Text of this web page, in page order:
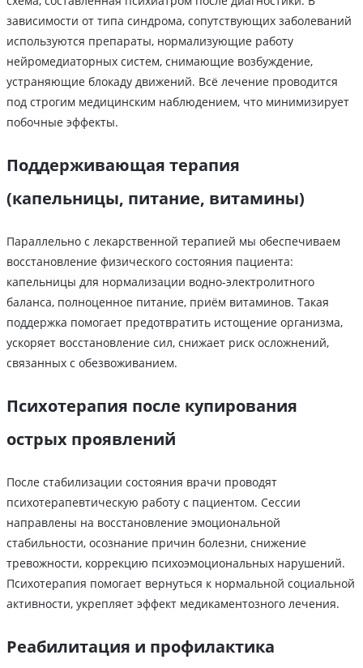
зависимости от типа синдрома, сопутствующих заболеваний
используются препараты, нормализующие работу
нейромедиаторных систем, снимающие возбуждение,
устраняющие блокаду движений. Всё лечение проводится
под строгим медицинским наблюдением, что минимизирует
побочные эффекты.
Поддерживающая терапия
(капельницы, питание, витамины)
Параллельно с лекарственной терапией мы обеспечиваем
восстановление физического состояния пациента:
капельницы для нормализации водно-электролитного
баланса, полноценное питание, приём витаминов. Такая
поддержка помогает предотвратить истощение организма,
ускоряет восстановление сил, снижает риск осложнений,
связанных с обезвоживанием.
Психотерапия после купирования
острых проявлений
После стабилизации состояния врачи проводят
психотерапевтическую работу с пациентом. Сессии
направлены на восстановление эмоциональной
стабильности, осознание причин болезни, снижение
тревожности, коррекцию психоэмоциональных нарушений.
Психотерапия помогает вернуться к нормальной социальной
активности, укрепляет эффект медикаментозного лечения.
Реабилитация и профилактика